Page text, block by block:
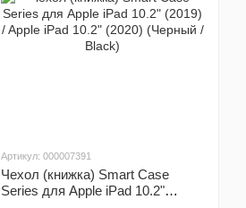
Артикул: 000007391
Чехол (книжка) Smart Case
Series для Apple iPad 10.2"